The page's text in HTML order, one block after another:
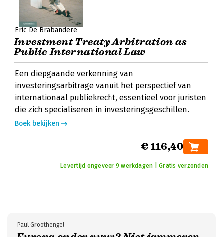
Eric De Brabandere
Investment Treaty Arbitration as
Public International Law
Een diepgaande verkenning van
investeringsarbitrage vanuit het perspectief van
internationaal publiekrecht, essentieel voor juristen
die zich specialiseren in investeringsgeschillen.
Boek bekijken
€ 116,40
Levertijd ongeveer 9 werkdagen | Gratis verzonden
Paul Groothengel